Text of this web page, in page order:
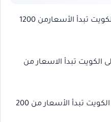
شحن أثاث من جدة الى الكويت تبدأ الأسعارمن 1200
تبدأ الاسعار من
شحن شنط من جدة الى الكويت تبدأ الأسعار من 200